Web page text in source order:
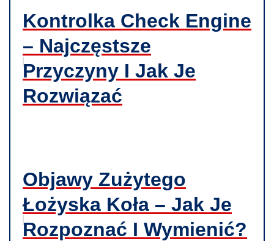
Kontrolka Check Engine
– Najczęstsze
Przyczyny I Jak Je
Rozwiązać
Objawy Zużytego
Łożyska Koła – Jak Je
Rozpoznać I Wymienić?